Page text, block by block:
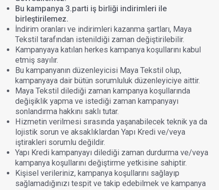
Bu kampanya 3.parti iş birliği indirimleri ile
birleştirilemez.
İndirim oranları ve indirimleri kazanma şartları, Maya
Tekstil tarafından istenildiği zaman değiştirilebilir.
Kampanyaya katılan herkes kampanya koşullarını kabul
etmiş sayılır.
Bu kampanyanın düzenleyicisi Maya Tekstil olup,
kampanyaya dair bütün sorumluluk düzenleyiciye aittir.
Maya Tekstil dilediği zaman kampanya koşullarında
değişiklik yapma ve istediği zaman kampanyayı
sonlandırma hakkını saklı tutar.
Hizmetin verilmesi sırasında yaşanabilecek teknik ya da
lojistik sorun ve aksaklıklardan Yapı Kredi ve/veya
iştirakleri sorumlu değildir.
Yapı Kredi kampanyayı dilediği zaman durdurma ve/veya
kampanya koşullarını değiştirme yetkisine sahiptir.
Kişisel verileriniz, kampanya koşullarını sağlayıp
sağlamadığınızı tespit ve takip edebilmek ve kampanya